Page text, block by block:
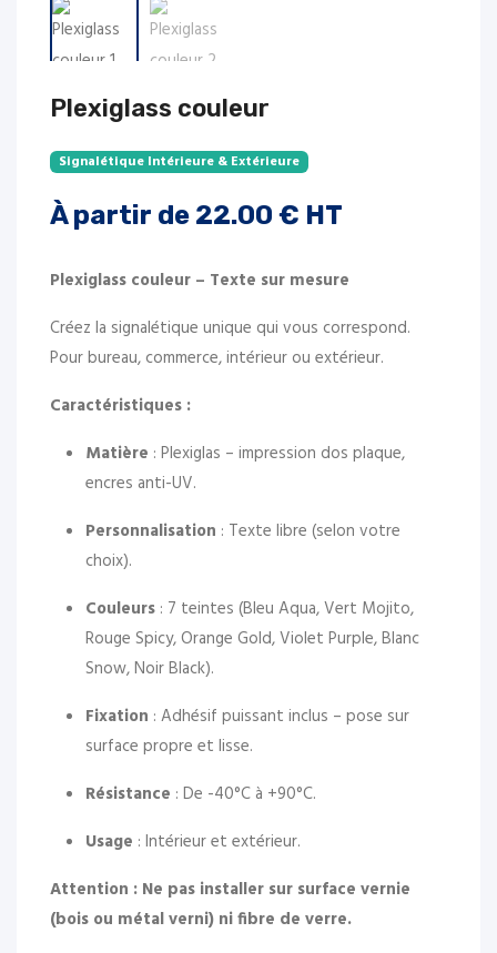
Plexiglass couleur
Signalétique Intérieure & Extérieure
À partir de 22.00 € HT
Plexiglass couleur – Texte sur mesure
Créez la signalétique unique qui vous correspond.
Pour bureau, commerce, intérieur ou extérieur.
Caractéristiques :
Matière : Plexiglas – impression dos plaque,
encres anti-UV.
Personnalisation : Texte libre (selon votre
choix).
Couleurs : 7 teintes (Bleu Aqua, Vert Mojito,
Rouge Spicy, Orange Gold, Violet Purple, Blanc
Snow, Noir Black).
Fixation : Adhésif puissant inclus – pose sur
surface propre et lisse.
Résistance : De -40°C à +90°C.
Usage : Intérieur et extérieur.
Attention : Ne pas installer sur surface vernie
(bois ou métal verni) ni fibre de verre.